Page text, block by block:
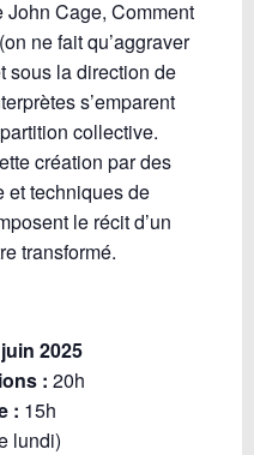
John Cage, Comment
ne fait qu’aggraver
sous la direction de
s’emparent
collective.
création par des
et techniques de
le récit d’un
transformé.
2025
: 20h
: 15h
lundi)